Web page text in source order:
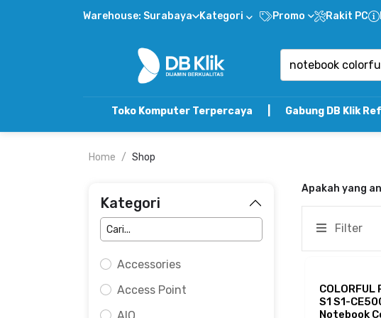
Warehouse: Surabaya Kategori Promo Rakit PC
Toko Komputer Terpercaya | Gabung DB Klik Referral
Home Shop
Kategori
Accessories
Access Point
Apakah yang
Filter
COLORFUL
S1 S1-
Notebook